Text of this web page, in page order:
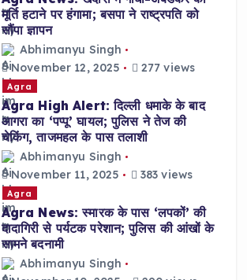
मूर्ति हटाने पर हंगामा; बसपा ने राष्ट्रपति को
सौंपा ज्ञापन
Abhimanyu Singh
November 12, 2025
277 views
Agra
Agra High Alert: दिल्ली धमाके के बाद
आगरा का ‘पप्पू’ घायल; पुलिस ने तेज की
चेकिंग, ताजमहल के पास तलाशी
Abhimanyu Singh
November 11, 2025
383 views
Agra
Agra News: स्मारक के पास ‘लपकों’ की
दादागिरी से पर्यटक परेशान; पुलिस की आंखों के
सामने बदनामी
Abhimanyu Singh